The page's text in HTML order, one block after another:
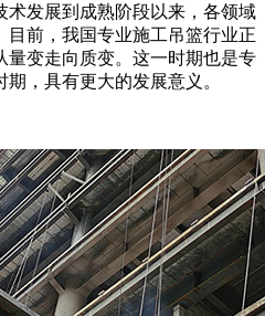
术发展到成熟阶段以来，各领域
前，我国专业施工吊篮行业正
量变走向质变。这一时期也是专
，具有更大的发展意义。